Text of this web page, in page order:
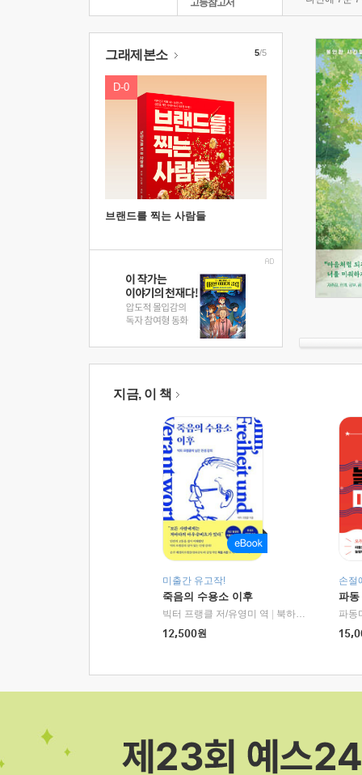
고등참고서
그래제본소
D-0
브랜드를 찍는 사람들
5/5
지금, 이 책
미출간 유고작!
죽음의 수용소 이후
빅터 프랭클 저/유영미 역
북하우스
12,500원
손절
파동
파동